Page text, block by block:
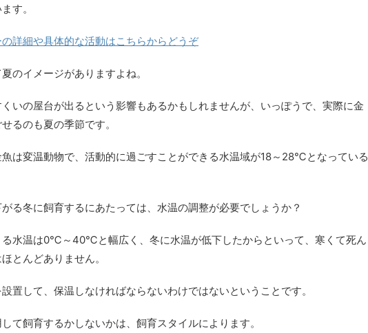
す。
詳細や具体的な活動はこちらからどうぞ
のイメージがありますよね。
いの屋台が出るという影響もあるかもしれませんが、いっぽうで、実際に金
るのも夏の季節です。
魚は変温動物で、活動的に過ごすことができる水温域が18～28℃となっている
る冬に飼育するにあたっては、水温の調整が必要でしょうか？
る水温は0℃～40℃と幅広く、冬に水温が低下したからといって、寒くて死ん
とんどありません。
置して、保温しなければならないわけではないということです。
て飼育するかしないかは、飼育スタイルによります。